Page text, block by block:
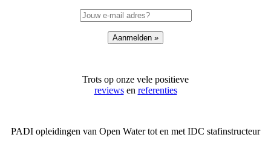
Trots op onze vele positieve
reviewsen referenties
PADI opleidingen van Open Water tot en met IDC stafinstructeur